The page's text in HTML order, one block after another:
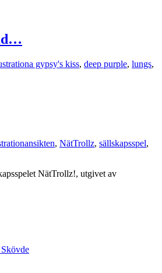
a gypsy's kiss, deep purple, lungs,
ansikten, NätTrollz, sällskapsspel,
NätTrollz!, utgivet av